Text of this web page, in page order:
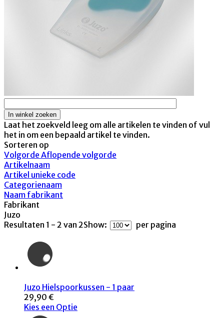
Laat het zoekveld leeg om alle artikelen te vinden of vul
het in om een bepaald artikel te vinden.
Sorteren op
Volgorde Aflopende volgorde
Artikelnaam
Artikel unieke code
Categorienaam
Naam fabrikant
Fabrikant
Juzo
Resultaten 1 - 2 van 2Show: per pagina
Juzo Hielspoorkussen - 1 paar
29,90 €
Kies een Optie